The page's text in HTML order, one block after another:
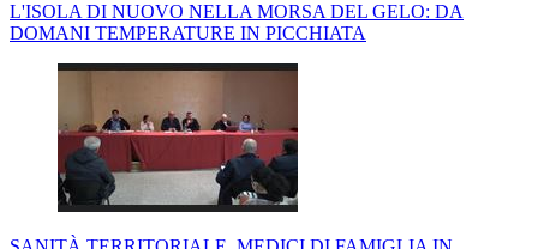
L'ISOLA DI NUOVO NELLA MORSA DEL GELO: DA
DOMANI TEMPERATURE IN PICCHIATA